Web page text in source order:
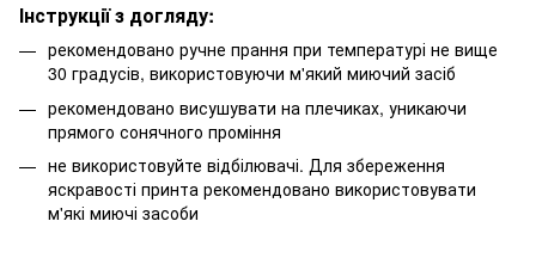
Інструкції з догляду:
рекомендовано ручне прання при температурі не вище
30 градусів, використовуючи м'який миючий засіб
рекомендовано висушувати на плечиках, уникаючи
прямого сонячного проміння
не використовуйте відбілювачі. Для збереження
яскравості принта рекомендовано використовувати
м'які миючі засоби